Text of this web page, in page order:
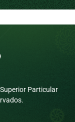
Particular